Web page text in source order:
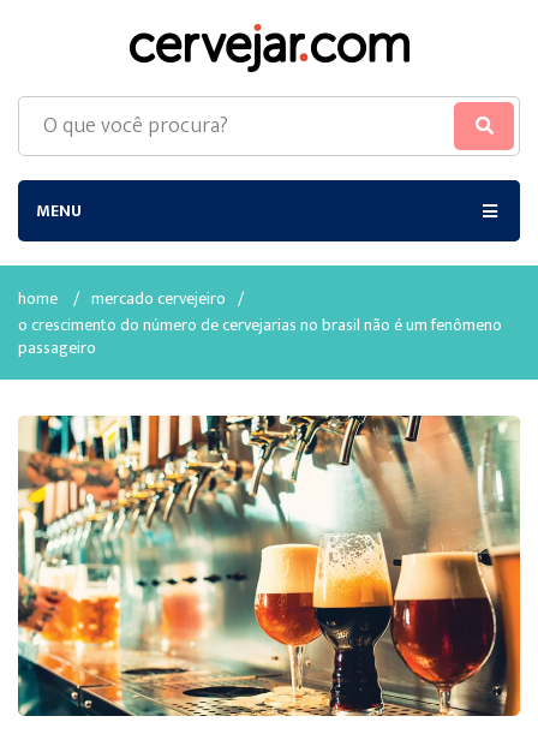
MENU
home / mercado cervejeiro /
o crescimento do número de cervejarias no brasil não é um fenômeno
passageiro